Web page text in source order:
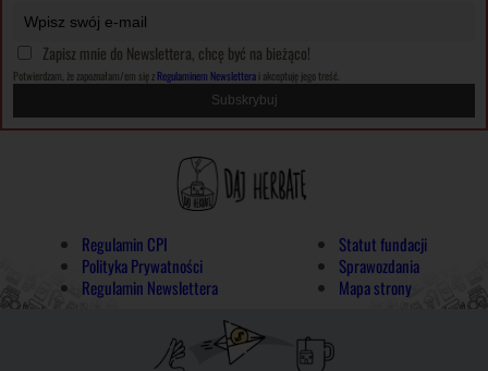
Zapisz mnie do Newslettera, chcę być na bieżąco!
Potwierdzam, że zapoznałam/em się z Regulaminem Newslettera i akceptuję jego treść.
Regulamin CPI
Polityka Prywatności
Regulamin Newslettera
Statut fundacji
Sprawozdania
Mapa strony